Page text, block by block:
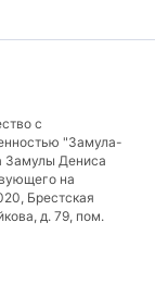
с
"Замула-
Замулы Дениса
на
Брестская
д. 79, пом.